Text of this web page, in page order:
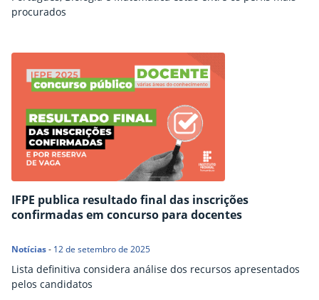
procurados
IFPE publica resultado final das inscrições
confirmadas em concurso para docentes
Notícias- 12 de setembro de 2025
Lista definitiva considera análise dos recursos apresentados
pelos candidatos